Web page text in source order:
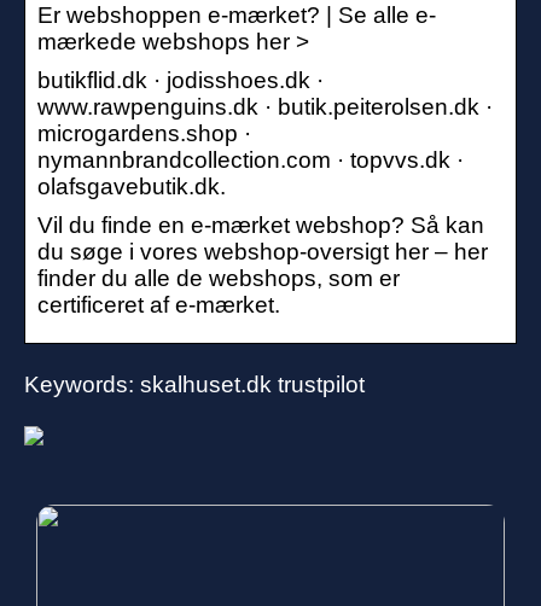
Er webshoppen e-mærket? | Se alle e-
mærkede webshops her >
butikflid.dk · jodisshoes.dk ·
www.rawpenguins.dk · butik.peiterolsen.dk ·
microgardens.shop ·
nymannbrandcollection.com · topvvs.dk ·
olafsgavebutik.dk.
Vil du finde en e-mærket webshop? Så kan
du søge i vores webshop-oversigt her – her
finder du alle de webshops, som er
certificeret af e-mærket.
Keywords: skalhuset.dk trustpilot